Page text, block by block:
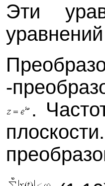
Эти
-
.